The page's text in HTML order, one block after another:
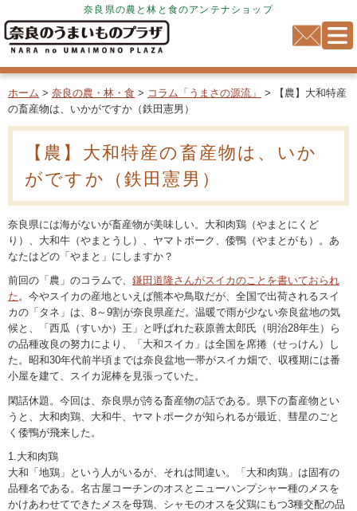
奈良県の農と林と食のアンテナショップ
ホーム > 奈良の農・林・食 > コラム「うまさの源流」
> 【農】大和特産
の畜産物は、いかがですか（鉄田憲男）
【農】大和特産の畜産物は、いか
がですか（鉄田憲男）
奈良県には海がないが畜産物が美味しい。大和肉鶏（やまとにくど
り）、大和牛（やまとうし）、ヤマトポーク、倭鴨（やまとがも）。あ
なたはどの「やまと」にしますか？
前回の「農」のコラムで、 鎌田道隆さんがスイカのことを書いておられ
た。今やスイカの産地といえば熊本や鳥取だが、全国で出荷されるスイ
カの「タネ」は、8～9割が奈良県産だ。温暖で雨が少ない奈良盆地の気
候と、「西瓜（すいか）王」と呼ばれた萩原善太郎氏（明治28年生）ら
の品種改良の努力により、「大和スイカ」は全国を席捲（せっけん）し
た。昭和30年代前半頃までは奈良盆地一帯がスイカ畑で、収穫期には番
小屋を建て、スイカ泥棒を見張っていた。
閑話休題。今回は、奈良県が誇る畜産物の話である。県下の畜産物とい
うと、大和肉鶏、大和牛、ヤマトポークが知られるが最近、彗星のごと
く倭鴨が飛来した。
1.大和肉鶏
大和「地鶏」という人がいるが、それは間違い。「大和肉鶏」は固有の
品種名である。名古屋コーチンのオスとニューハンプシャー種のメスを
かけあわせてできたメスを母鶏、シャモのオスを父鶏にもつ3種交配の品